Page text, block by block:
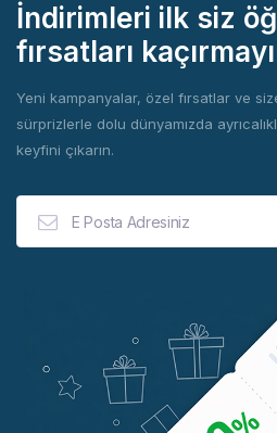
İndirimleri ilk siz
fırsatları
Yeni kampanyalar, özel fırsatlar ve
sürprizlerle dolu dünyamızda
keyfini çıkarın.